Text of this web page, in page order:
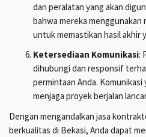
dan peralatan yang akan
bahwa mereka
untuk memastikan hasil akhir
Ketersediaan Komunikasi:
dihubungi dan responsif
permintaan Anda.
menjaga proyek berjalan
Dengan mengandalkan jasa
berkualitas di Bekasi, Anda dapat